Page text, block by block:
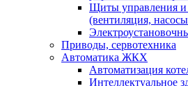
Щиты управления и
(вентиляция,
Приводы, сервотехника
Автоматика ЖКХ
Автоматизация
Интеллектуальное